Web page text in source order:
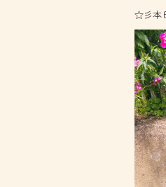
☆彡本